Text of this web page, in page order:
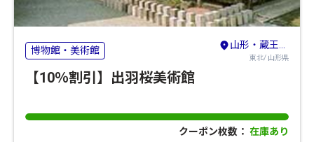
博物館・美術館 山形・蔵王・天童・上山
東北/ 山形県
【10％割引】出羽桜美術館
クーポン枚数： 在庫あり